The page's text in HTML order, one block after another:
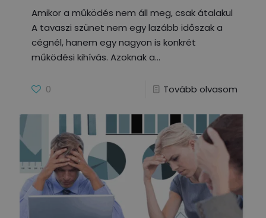
Amikor a működés nem áll meg, csak átalakul
A tavaszi szünet nem egy lazább időszak a
cégnél, hanem egy nagyon is konkrét
működési kihívás. Azoknak a
0 Tovább olvasom